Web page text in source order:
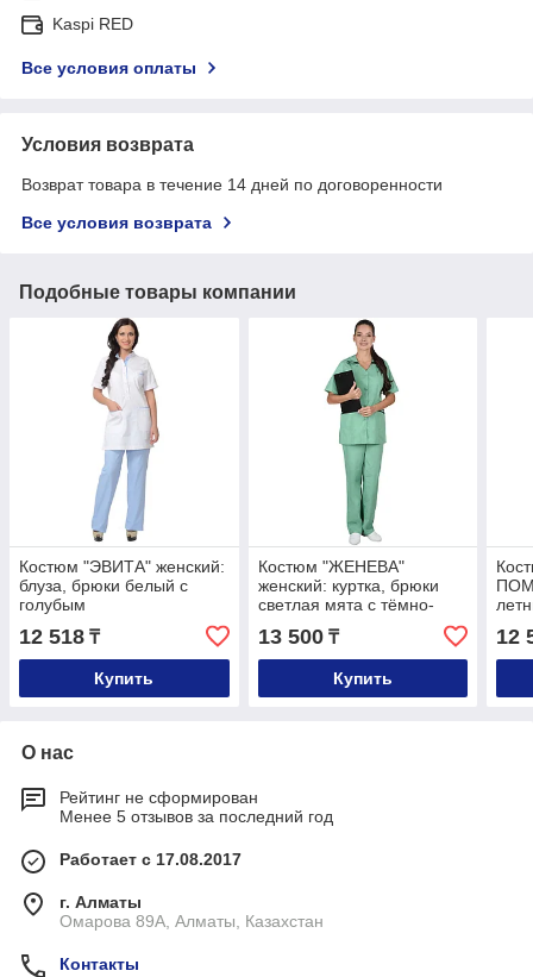
Kaspi RED
Все условия оплаты
Условия возврата
Возврат товара в течение 14 дней по договоренности
Все условия возврата
Подобные товары компании
Костюм "ЭВИТА" женский:
блуза, брюки белый с
голубым
12 518 ₸
Купить
Костюм "ЖЕНЕВА"
женский: куртка, брюки
светлая мята с тёмно-
13 500₸
Купить
12
О нас
Рейтинг не сформирован
Менее 5 отзывов за последний год
Работает с 17.08.2017
г. Алматы
Омарова 89А, Алматы, Казахстан
Контакты